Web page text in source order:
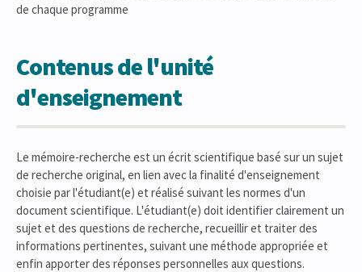
de chaque programme
Contenus de l'unité
d'enseignement
Le mémoire-recherche est un écrit scientifique basé sur un sujet
de recherche original, en lien avec la finalité d'enseignement
choisie par l'étudiant(e) et réalisé suivant les normes d'un
document scientifique. L'étudiant(e) doit identifier clairement un
sujet et des questions de recherche, recueillir et traiter des
informations pertinentes, suivant une méthode appropriée et
enfin apporter des réponses personnelles aux questions.